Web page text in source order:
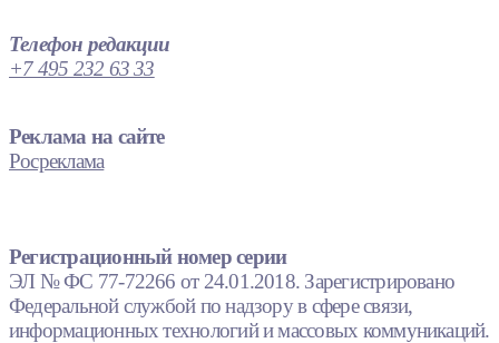
Телефон редакции
+7 495 232 63 33
Реклама на сайте
Росреклама
Регистрационный номер серии
ЭЛ № ФС 77-72266 от 24.01.2018. Зарегистрировано
Федеральной службой по надзору в сфере связи,
информационных технологий и массовых коммуникаций.